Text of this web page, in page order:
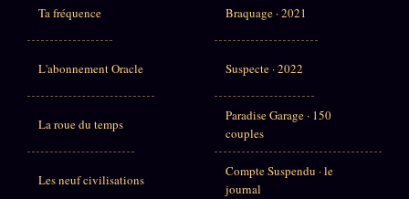
Ta fréquence
L'abonnement Oracle
La roue du temps
Les neuf civilisations
Braquage · 2021
Suspecte · 2022
Paradise Garage · 150
couples
Compte Suspendu · le
journal